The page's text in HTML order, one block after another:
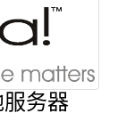
务器